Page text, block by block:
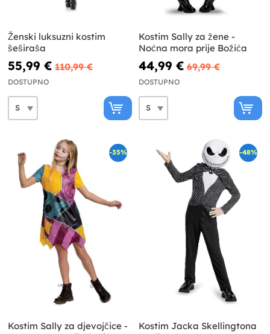
Ženski luksuzni kostim
šeširaša
55,99 € 110,99 €
DOSTUPNO
Kostim Sally za žene -
Noćna mora prije Božića
44,99 € 69,99 €
DOSTUPNO
-35%
Kostim Sally za djevojčice -
-48%
Kostim Jacka Skellingtona